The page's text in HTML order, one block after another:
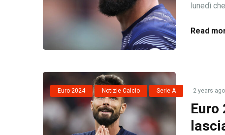
lunedì
Read
Euro-2024 Notizie Calcio Serie A 2 years ago
Euro